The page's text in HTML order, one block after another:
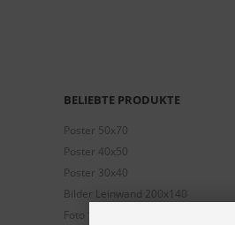
BELIEBTE PRODUKTE
Poster 50x70
Poster 40x50
Poster 30x40
Bilder Leinwand 200x140
Foto 13x18